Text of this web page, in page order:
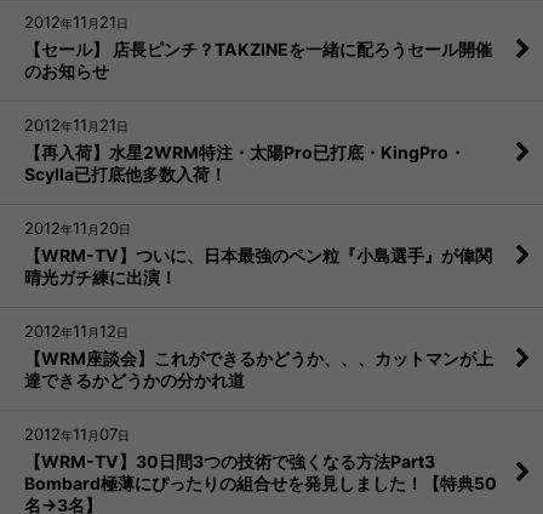
2012年11 月 21日
【セール】 店長ピンチ？TAKZINEを一緒に配ろうセール開催
のお知らせ
2012年11 月 21日
【再入荷】水星2WRM特注・太陽Pro已打底・KingPro・
Scylla已打底他多数入荷！
2012年11 月 20日
【WRM-TV】ついに、日本最強のペン粒『小島選手』が偉関
晴光ガチ練に出演！
2012年11 月 12日
【WRM座談会】これができるかどうか、、、カットマンが上
達できるかどうかの分かれ道
2012年11 月 07日
【WRM-TV】30日間3つの技術で強くなる方法Part3
Bombard極薄にぴったりの組合せを発見しました！【特典50
名→3名】